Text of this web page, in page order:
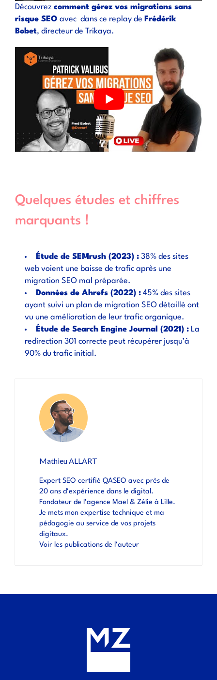
Découvrezcomment gérez vos migrations sans
risque SEO avec dans ce replay de Frédérik
Bobet, directeur de Trikaya.
Quelques études et chiffres
marquants !
Étude de SEMrush (2023) : 38% des sites
web voient une baisse de trafic après une
migration SEO mal préparée.
Données de Ahrefs (2022) : 45% des sites
ayant suivi un plan de migration SEO détaillé ont
vu une amélioration de leur trafic organique.
Étude de Search Engine Journal (2021) : La
redirection 301 correcte peut récupérer jusqu’à
90% du trafic initial.
Mathieu ALLART
Expert SEO certifié QASEO avec près de
20 ans d'expérience dans le digital.
Fondateur de l'agence Mael & Zélie à Lille.
Je mets mon expertise technique et ma
pédagogie au service de vos projets
digitaux.
Voir les publications de l'auteur